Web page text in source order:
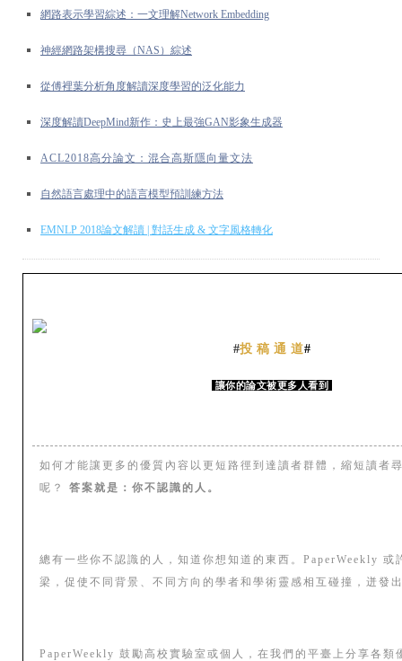
網路表示學習綜述：一文理解Network Embedding
神經網路架構搜尋（NAS）綜述
從傅裡葉分析角度解讀深度學習的泛化能力
深度解讀DeepMind新作：史上最強GAN影象生成器
ACL2018高分論文：混合高斯隱向量文法
自然語言處理中的語言模型預訓練方法
EMNLP 2018論文解讀 | 對話生成 & 文字風格轉化
#投 稿 通 道#
讓你的論文被更多人看到
如何才能讓更多的優質內容以更短路徑到達讀者群體，縮短讀者
呢？ 答案就是：你不認識的人。
總有一些你不認識的人，知道你想知道的東西。PaperWeekly 或
梁，促使不同背景、不同方向的學者和學術靈感相互碰撞，迸發
PaperWeekly 鼓勵高校實驗室或個人，在我們的平臺上分享各類